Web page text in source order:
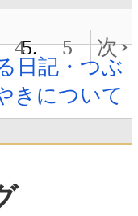
4 5
次
日記・つぶ
きについて